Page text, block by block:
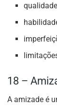
18 –
A amizade é